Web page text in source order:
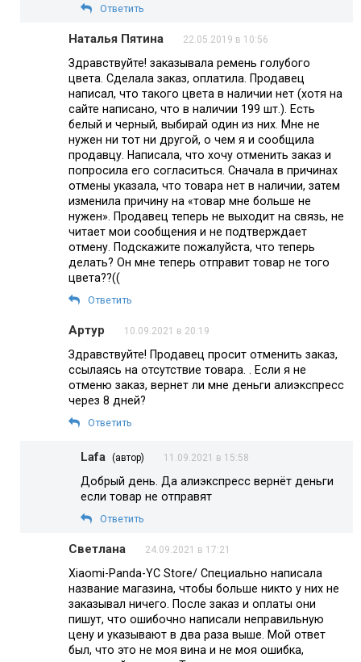
Ответить
Наталья Пятина 22.05.2019 в 10:56
Здравствуйте! заказывала ремень голубого
цвета. Сделала заказ, оплатила. Продавец
написал, что такого цвета в наличии нет (хотя на
сайте написано, что в наличии 199 шт.). Есть
белый и черный, выбирай один из них. Мне не
нужен ни тот ни другой, о чем я и сообщила
продавцу. Написала, что хочу отменить заказ и
попросила его согласиться. Сначала в причинах
отмены указала, что товара нет в наличии, затем
изменила причину на «товар мне больше не
нужен». Продавец теперь не выходит на связь, не
читает мои сообщения и не подтверждает
отмену. Подскажите пожалуйста, что теперь
делать? Он мне теперь отправит товар не того
цвета??((
Ответить
Артур 10.09.2021 в 20:19
Здравствуйте! Продавец просит отменить заказ,
ссылаясь на отсутствие товара. . Если я не
отменю заказ, вернет ли мне деньги алиэкспресс
через 8 дней?
Ответить
Lafa (автор) 11.09.2021 в 15:58
Добрый день. Да алиэкспресс вернёт деньги
если товар не отправят
Ответить
Светлана 24.09.2021 в 17:21
Xiaomi-Panda-YC Store/ Специально написала
название магазина, чтобы больше никто у них не
заказывал ничего. После заказ и оплаты они
пишут, что ошибочно написали неправильную
цену и указывают в два раза выше. Мой ответ
был, что это не моя вина и не моя ошибка,